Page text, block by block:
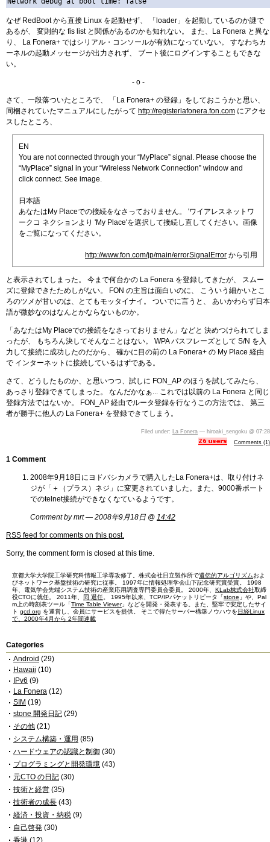
なぜ RedBoot から直接 Linux を起動せず、 「loader」を起動しているのか謎で
あるが、 変則的な fis list と関係があるのかも知れない。 また、La Fonera と異な
り、 La Fonera+ ではシリアル・コンソールが有効になっていない。 すなわちカ
ーネルの起動メッセージが出力されず、 ブート後にログインすることもできな
い。
- o -
さて、一段落ついたところで、 「La Fonera+ の登録」をしておこうかと思い、
同梱されていたマニュアルにしたがって http://registerlafonera.fon.com にアクセ
スしたところ、
EN
You are not connected through your “MyPlace” signal. Please choose the
“MyPlace” signal in your “Wireless Network Connection” window and
click connect. See image.
日本語
あなたはMy Placeでの接続をなさっておりません。 'ワイアレスネットワ
ークコ ネクションより 'My Place'を選択して接続し直してください。画像
をご覧になってください。
http://www.fon.com/jp/main/errorSignalError から引用
と表示されてしまった。 今まで何台かの La Fonera を登録してきたが、 スムー
ズに登録できたためしがない。 FON の主旨は面白いのに、 こういう細かいとこ
ろのツメが甘いのは、とてもモッタイナイ。 ついでに言うと、 あいかわらず日本
語が微妙なのはなんとかならないものか。
「あなたはMy Placeでの接続をなさっておりません」などと 決めつけられてしま
ったが、 もちろん決してそんなことはない。 WPA パスフレーズとして S/N を入
力して接続に成功したのだから、 確かに目の前の La Fonera+ の My Place 経由
で インターネットに接続しているはずである。
さて、どうしたものか、と思いつつ、試しに FON_AP のほうを試してみたら、
あっさり登録できてしまった。 なんだかなぁ... これでは以前の La Fonera と同じ
登録方法ではないか。 FON_AP 経由でルータ登録を行なうこの方法では、 第三
者が勝手に他人の La Fonera+ を登録できてしまう。
Filed under: La Fonera — hiroaki_sengoku @ 07:28
Comments (1)
1 Comment
2008年9月18日にヨドバシカメラで購入したLa Fonera+は、取り付けネ
ジが「＋（プラス）ネジ」に変更されていました。また、9000番ポート
でのtelnet接続ができなくなているようです。
Comment by mrt — 2008年9月18日 @ 14:42
RSS feed for comments on this post.
Sorry, the comment form is closed at this time.
京都大学大学院工学研究科情報工学専攻修了。株式会社日立製作所で遺伝的アルゴリズムおよ
びネットワーク基盤技術の研究に従事。 1997年に情報処理学会山下記念研究賞受賞。 1998
年、電気学会先端システム技術の産業応用調査専門委員会委員。 2000年、 KLab株式会社取締
役CTOに就任。 2011年、
同 退任。 1995年以来、TCP/IPパケットリピータ「 stone 」や、Pal
m上の時刻表ツール「 Time Table Viewer」などを開発・発表する。また、堅牢で安定したサイ
ト gcd.org を運営し、会員にサービスを提供。 そこで得たサーバー構築ノウハウを 日経Linux
で、2000年4月から 2年間連載
Categories
Android (29)
Hawaii (10)
IPv6 (9)
La Fonera (12)
SIM (19)
stone 開発日記 (29)
その他 (21)
システム構築・運用 (85)
ハードウェアの認識と制御 (30)
プログラミングと開発環境 (43)
元CTO の日記 (30)
技術と経営 (35)
技術者の成長 (43)
経済・投資・納税 (9)
自己啓発 (30)